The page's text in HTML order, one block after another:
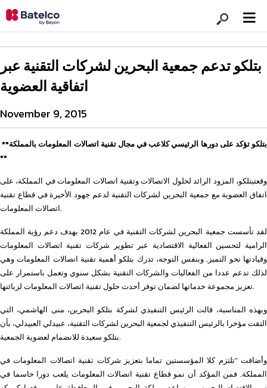
بتلكو تدعم جمعية البحرين لشركات التقنية عبر
اتفاقية العضوية
November 9, 2015
**بتلكو تؤكد على دورها الرئيسي كلاعب في مجال تقنية اتصالات المعلومات بالمملكة
**
وقعتبتلكو، المزود الرائد لحلول الاتصالات وتقنية اتصالات المعلومات في المملكة، على
اتفاق العضوية مع جمعية البحرين لشركات التقنية لدعم جهود الأخيرة في قطاع تقنية
اتصالات المعلومات.
لقد تأسست جمعية البحرين لشركات التقنية في عام 2012 بهدف دعم رؤية المملكة
الرامية لتحسين الفعالية الاقتصادية عبر تطوير شركات تقنية اتصالات المعلومات
وقيادتها نحو التميز. وبنفس التوجه، تدرك بتلكو أهمية تقنية اتصالات المعلومات وهي
لذلك تدعم عددا من الفعاليات والشركات التقنية بشكل سنوي وتعمل باستمرار على
تعزيز مجموعة خدماتها لضمان توفر أحدث حلول تقنية اتصالات المعلومات لزبائنها.
وبهذه المناسبة، قالت الرئيس التنفيذي لشركة بتلكو البحرين، منى الهاشمي، التي
التقت مؤخرا بالرئيس التنفيذي لجمعية البحرين لشركات التقنية، عبيدلي العبيدلي، بأن
بتلكو سعيدة للانضمام لعضوية الجمعية.
وأضافت “تلتزم كلا المؤسستين تماما بتعزيز شركات تقنية اتصالات المعلومات في
المملكة. فمن المؤكد أن نمو قطاع تقنية اتصالات المعلومات يلعب دورا حاسما في